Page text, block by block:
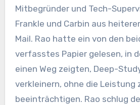
Mitbegründer und Tech-
Frankle und Carbin aus
Mail. Rao hatte ein von den
verfasstes Papier gelesen, in
einen Weg zeigten, Deep-
verkleinern, ohne die Leistung
beeinträchtigen. Rao schlug